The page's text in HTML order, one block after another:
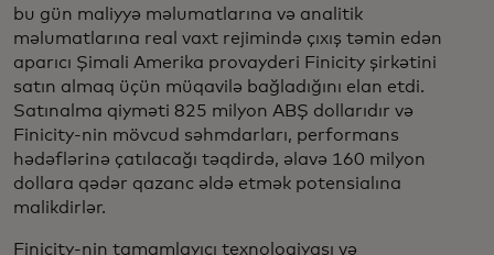
bu gün maliyyə məlumatlarına və analitik
məlumatlarına real vaxt rejimində çıxış təmin edən
aparıcı Şimali Amerika provayderi Finicity şirkətini
satın almaq üçün müqavilə bağladığını elan etdi.
Satınalma qiyməti 825 milyon ABŞ dollarıdır və
Finicity-nin mövcud səhmdarları, performans
hədəflərinə çatılacağı təqdirdə, əlavə 160 milyon
dollara qədər qazanc əldə etmək potensialına
malikdirlər.
Finicity-nin tamamlayıcı texnologiyası və